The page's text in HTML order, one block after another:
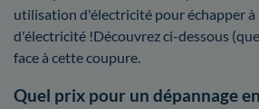
utilisation d'électricité pour échapper
d'électricité !Découvrez ci-dessous
face à cette coupure.
Quel prix pour un dépannage